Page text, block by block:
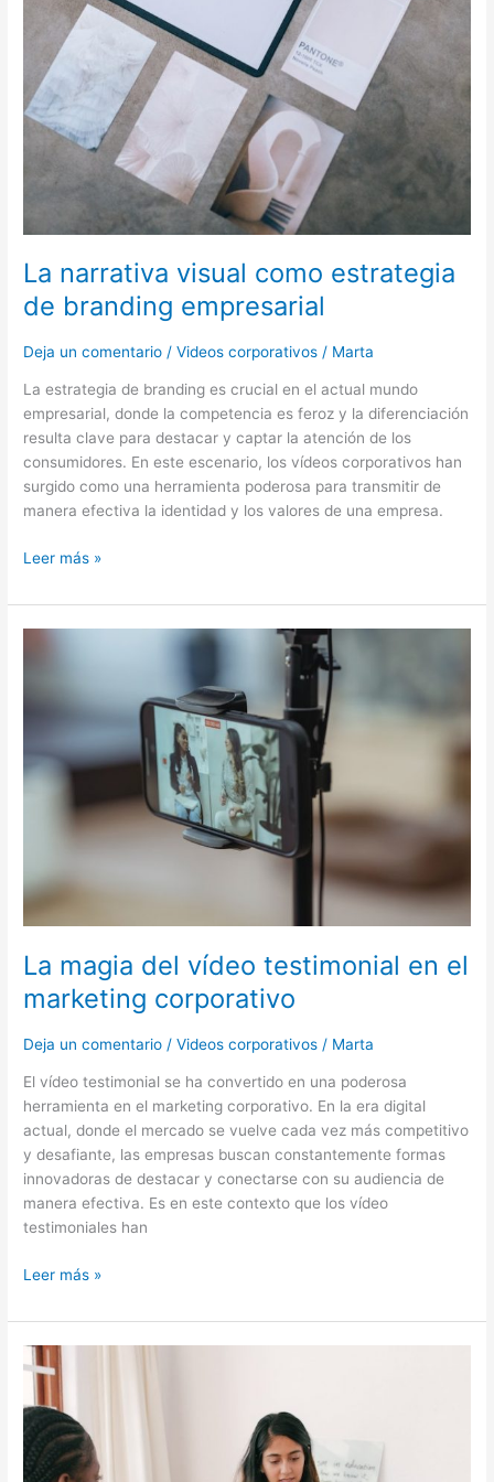
La narrativa visual como estrategia
de branding empresarial
Deja un comentario /Videos corporativos / Marta
La estrategia de branding es crucial en el actual mundo
empresarial, donde la competencia es feroz y la diferenciación
resulta clave para destacar y captar la atención de los
consumidores. En este escenario, los vídeos corporativos han
surgido como una herramienta poderosa para transmitir de
manera efectiva la identidad y los valores de una empresa.
Leer más »
La magia del vídeo testimonial en el
marketing corporativo
Deja un comentario /Videos corporativos / Marta
El vídeo testimonial se ha convertido en una poderosa
herramienta en el marketing corporativo. En la era digital
actual, donde el mercado se vuelve cada vez más competitivo
y desafiante, las empresas buscan constantemente formas
innovadoras de destacar y conectarse con su audiencia de
manera efectiva. Es en este contexto que los vídeo
testimoniales han
en
marketing
corporativo
Leer más »
Estrategias
efectivas
para
destacar:
Videos
corporativos